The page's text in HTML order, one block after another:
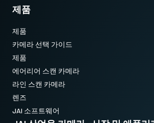
제품
제품
카메라 선택 가이드
제품
에어리어 스캔 카메라
라인 스캔 카메라
렌즈
JAI 소프트웨어